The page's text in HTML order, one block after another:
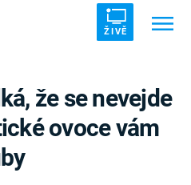
ŽIVĚ
že se nevejde
ovoce vám